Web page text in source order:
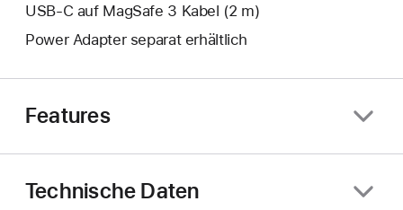
USB‑C auf MagSafe 3 Kabel (2 m)
Power Adapter separat erhältlich
Features
Technische Daten